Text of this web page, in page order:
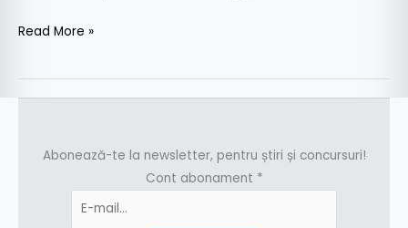
Read More »
Abonează-te la newsletter, pentru știri și concursuri!
Cont abonament *